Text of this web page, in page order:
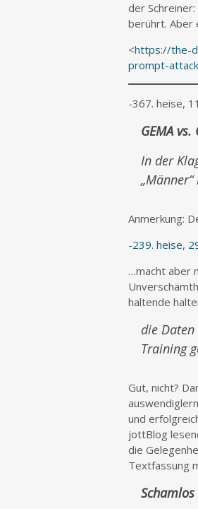
der Schreiner:
berührt. Aber
<https://the-
prompt-
-367. heise,
GEMA
In der
Anmerkung:
-239. heise,
…macht aber
haltende
die
Training
Gut, nicht?
und
jottBlog
die
Textfassung
Schamlos